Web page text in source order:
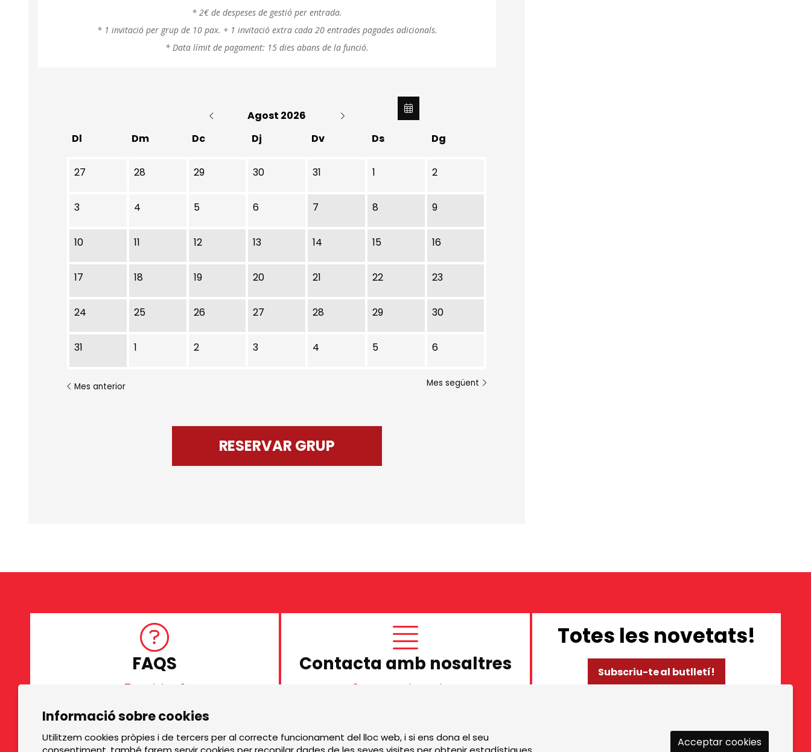
* 2€ de despeses de gestió per entrada.
* 1 invitació per grup de 10 pax. + 1 invitació extra cada 20 entrades pagades adicionals.
* Data límit de pagament: 15 dies abans de la funció.
Agost 2026
Dl
Dm Dc Dj Dv Ds Dg
No hi ha cap activitat aquest mes
27 28 29 30 31 1 2
3 4 5 6 7 8 9
10 11 12 13 14 15 16
17 18 19 20 21 22 23
24 25 26 27 28 29 30
31 1 2 3 4 5 6
Mes anterior Mes següent
RESERVAR GRUP
FAQS
Tens dubtes?
Contacta amb nosaltres
Contacta amb nosaltres
Totes les novetats!
Subscriu-te al butlletí!
Diapositiva 1 de 3
TOP GRUPS TEATRE
Sitemap | Avís Legal Política de privacitat | Contactar
Informació sobre cookies
Utilitzem cookies pròpies i de tercers per al correcte funcionament del lloc web, i si ens dona el seu
Acceptar cookies